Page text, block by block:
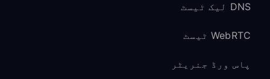
DNS لیک ٹیسٹ
WebRTC ٹیسٹ
پاس ورڈ جنریٹر